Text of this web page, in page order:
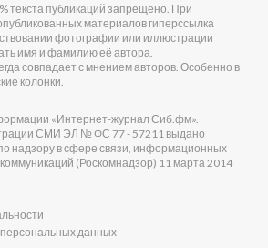
текста публикаций запрещено. При
материалов гиперссылка
фотографии или иллюстрации
имя и фамилию её автора.
совпадает с мнением авторов. Особенно в
колонки.
«Интернет-журнал Сиб.фм».
СМИ ЭЛ № ФС 77 - 57211 выдано
надзору в сфере связи, информационных
(Роскомнадзор) 11 марта 2014
данных